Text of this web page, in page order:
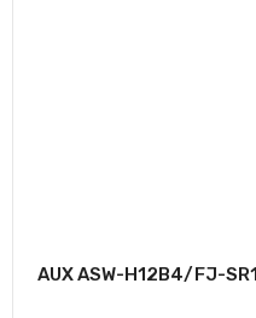
AUX ASW-H12B4/FJ-SR1